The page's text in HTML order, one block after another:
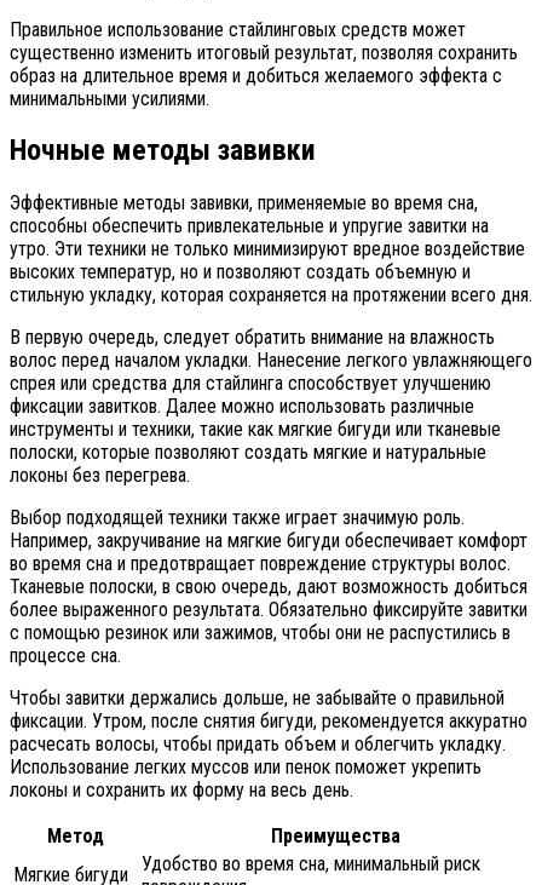
Правильное использование стайлинговых средств может
существенно изменить итоговый результат, позволяя сохранить
образ на длительное время и добиться желаемого эффекта с
минимальными усилиями.
Ночные методы завивки
Эффективные методы завивки, применяемые во время сна,
способны обеспечить привлекательные и упругие завитки на
утро. Эти техники не только минимизируют вредное воздействие
высоких температур, но и позволяют создать объемную и
стильную укладку, которая сохраняется на протяжении всего дня.
В первую очередь, следует обратить внимание на влажность
волос перед началом укладки. Нанесение легкого увлажняющего
спрея или средства для стайлинга способствует улучшению
фиксации завитков. Далее можно использовать различные
инструменты и техники, такие как мягкие бигуди или тканевые
полоски, которые позволяют создать мягкие и натуральные
локоны без перегрева.
Выбор подходящей техники также играет значимую роль.
Например, закручивание на мягкие бигуди обеспечивает комфорт
во время сна и предотвращает повреждение структуры волос.
Тканевые полоски, в свою очередь, дают возможность добиться
более выраженного результата. Обязательно фиксируйте завитки
с помощью резинок или зажимов, чтобы они не распустились в
процессе сна.
Чтобы завитки держались дольше, не забывайте о правильной
фиксации. Утром, после снятия бигуди, рекомендуется аккуратно
расчесать волосы, чтобы придать объем и облегчить укладку.
Использование легких муссов или пенок поможет укрепить
локоны и сохранить их форму на весь день.
Метод
Преимущества
Мягкие бигуди
Удобство во время сна, минимальный риск